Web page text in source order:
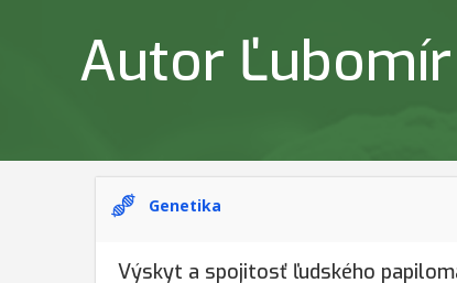
Autor
Genetika
Výskyt a spojitosť ľudského